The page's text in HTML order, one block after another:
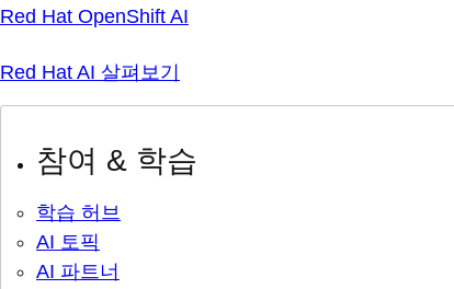
Red Hat OpenShift AI
Red Hat AI 살펴보기
참여 & 학습
학습 허브
AI 토픽
AI 파트너